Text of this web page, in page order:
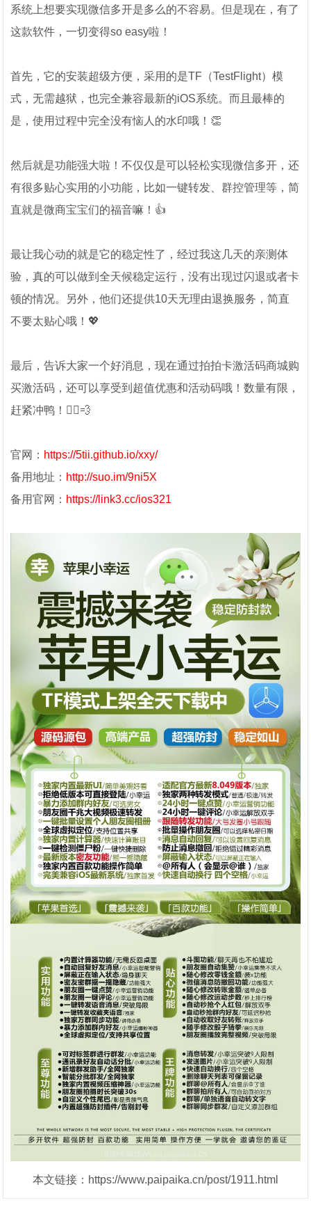
系统上想要实现微信多开是多么的不容易。但是现在，有了
这款软件，一切变得so easy啦！
首先，它的安装超级方便，采用的是TF（TestFlight）模
式，无需越狱，也完全兼容最新的iOS系统。而且最棒的
是，使用过程中完全没有恼人的水印哦！👏
然后就是功能强大啦！不仅仅是可以轻松实现微信多开，还
有很多贴心实用的小功能，比如一键转发、群控管理等，简
直就是微商宝宝们的福音嘛！👍
最让我心动的就是它的稳定性了，经过我这几天的亲测体
验，真的可以做到全天候稳定运行，没有出现过闪退或者卡
顿的情况。另外，他们还提供10天无理由退换服务，简直
不要太贴心哦！💖
最后，告诉大家一个好消息，现在通过拍拍卡激活码商城购
买激活码，还可以享受到超值优惠和活动码哦！数量有限，
赶紧冲鸭！🏃‍♀️💨
官网： https://5tii.github.io/xxy/
备用地址： http://suo.im/9ni5X
备用官网： https://link3.cc/ios321
本文链接：https://www.paipaika.cn/post/1911.html